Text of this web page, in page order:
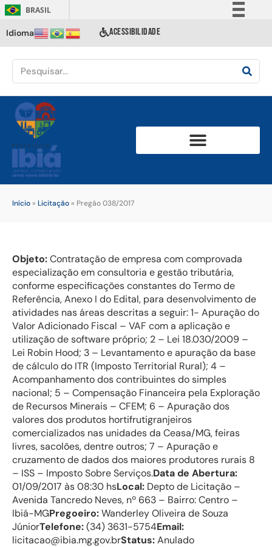
BRASIL
Comunica BR
Acesso à informação
Idioma ACESSIBILIDADE
Início » Licitação » Pregão 038/2017
Objeto:Contratação de empresa com comprovada
especialização em consultoria e gestão tributária,
conforme especificações constantes do Termo de
Referência, Anexo I do Edital, para desenvolvimento de
atividades nas áreas descritas a seguir: 1- Apuração do
Valor Adicionado Fiscal – VAF com a aplicação e
utilização de software próprio; 2 – Lei 18.030/2009 –
Lei Robin Hood; 3 – Levantamento e apuração da base
de cálculo do ITR (Imposto Territorial Rural); 4 –
Acompanhamento dos contribuintes do simples
nacional; 5 – Compensação Financeira pela Exploração
de Recursos Minerais – CFEM; 6 – Apuração dos
valores dos produtos hortifrutigranjeiros
comercializados nas unidades da Ceasa/MG, feiras
livres, sacolões, dentre outros; 7 – Apuração e
cruzamento de dados dos maiores produtores rurais 8
– ISS – Imposto Sobre Serviços.Data de Abertura:
01/09/2017 às 08:30 hsLocal: Depto de Licitação –
Avenida Tancredo Neves, nº 663 – Bairro: Centro –
Ibiá-MGPregoeiro:Wanderley Oliveira de Souza
JúniorTelefone:(34) 3631-5754Email:
licitacao@ibia.mg.gov.brStatus:Anulado